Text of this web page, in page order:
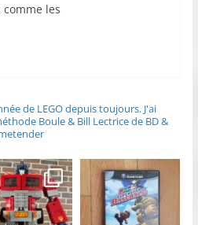
les
de LEGO depuis toujours.J'ai
Boule & Bill Lectrice de BD &